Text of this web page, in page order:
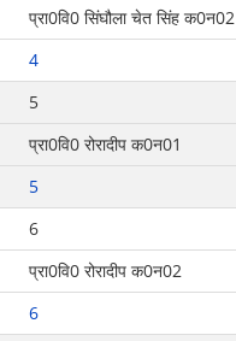
प्रा0वि0 सिंघौला चेत सिंह क0न02
4
5
प्रा0वि0 रोरादीप क0न01
5
6
प्रा0वि0 रोरादीप क0न02
6